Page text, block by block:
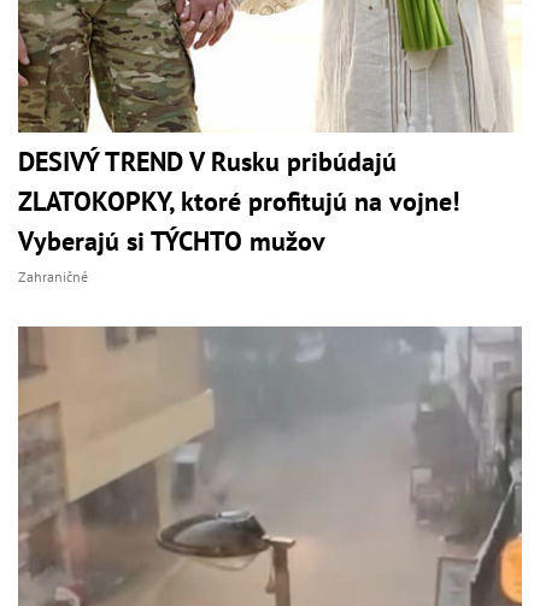
DESIVÝ TREND V Rusku pribúdajú
ZLATOKOPKY, ktoré profitujú na vojne!
Vyberajú si TÝCHTO mužov
Zahraničné